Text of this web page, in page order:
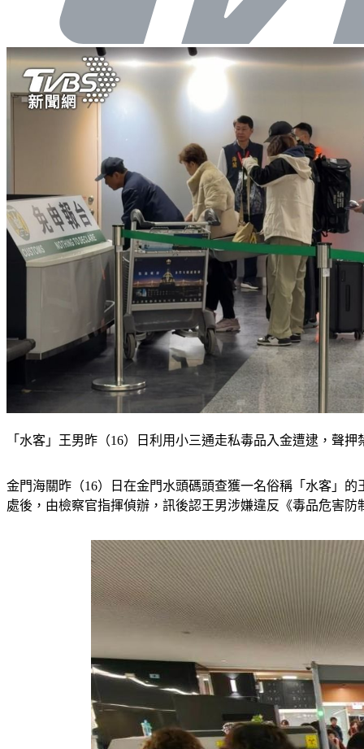
「水客」王男昨（16）日利用小三通走私毒品入金遭逮，聲
金門海關昨（16）日在金門水頭碼頭查獲一名俗稱「水客」
處後，由檢察官指揮偵辦，訊後認王男涉嫌違反《毒品危害